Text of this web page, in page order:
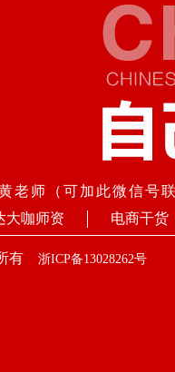
老师（可加此微信号
大咖师资 电商干货
有 浙ICP备13028262号